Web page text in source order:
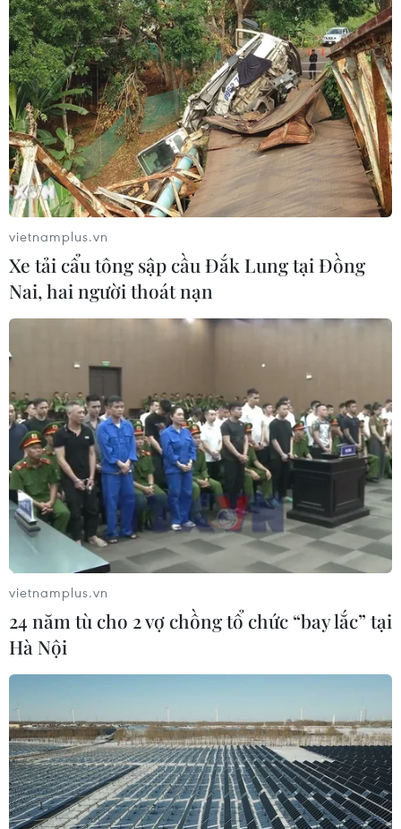
vietnamplus.vn
Xe tải cẩu tông sập cầu Đắk Lung tại Đồng
Nai, hai người thoát nạn
vietnamplus.vn
24 năm tù cho 2 vợ chồng tổ chức “bay lắc” tại
Hà Nội